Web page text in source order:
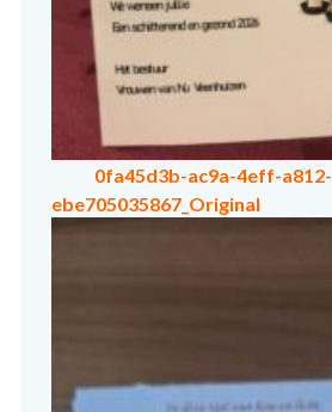
0fa45d3b-ac9a-4eff-a812-
ebe705035867_Original